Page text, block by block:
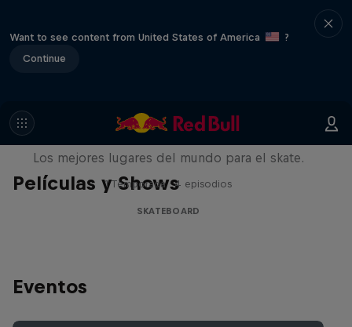
Want to see content from United States of America
?
Continue
Películas y Shows
Skate Escape
Los mejores lugares del mundo para el skate.
1 Temporada · 4 episodios
SKATEBOARD
Eventos